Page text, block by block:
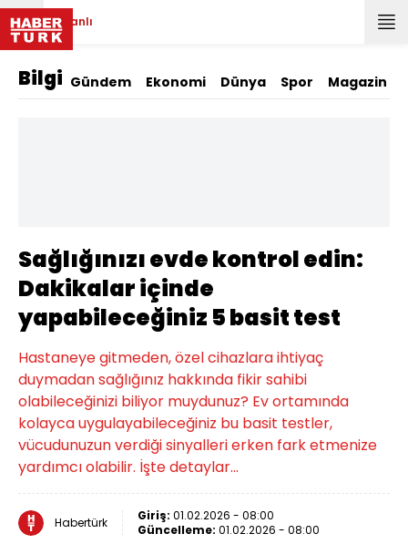
Canlı
Bilgi Gündem Ekonomi Dünya Spor Magazin
Sağlığınızı evde kontrol edin:
Dakikalar içinde
yapabileceğiniz 5 basit test
Hastaneye gitmeden, özel cihazlara ihtiyaç
duymadan sağlığınız hakkında fikir sahibi
olabileceğinizi biliyor muydunuz? Ev ortamında
kolayca uygulayabileceğiniz bu basit testler,
vücudunuzun verdiği sinyalleri erken fark etmenize
yardımcı olabilir. İşte detaylar...
Habertürk Giriş: 01.02.2026 - 08:00
Güncelleme: 01.02.2026 - 08:00